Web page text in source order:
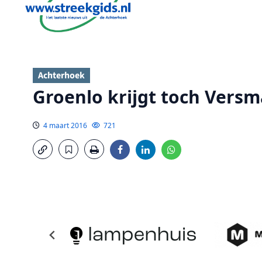
Achterhoek
Groenlo krijgt toch
4 maart 2016 721